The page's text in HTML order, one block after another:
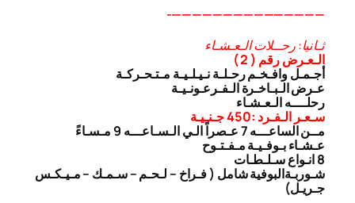
———————————————-
ثـانيا: رحــلات الـعـشـاء
الـعـرض رقم ( 2 )
أجـمـل وافـخـم رحـلـة نـيـلـيـة مـتـحـركـة
عـرض الـبـاخـرة الـفـرعـونـيـة
رحلــــه الـعـشـاء
سـعـر الـفـرد :450 جـنـيـة
مــن الساعـــه 7 عـصراً الـي الـسـاعـــه 9 مـسـاءً
عـشـاء بـوفـيـة مـفـتـوح
8 انـواع سـلـطـات
شـوربـةالبوفية شامل ( فـراخ – لـحـم – سـمـك – مـيـكـس
جـريـل)